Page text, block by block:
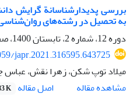
بررسی پدیدارشناسانة گرایش
به تحصیل در رشته‌های
دوره 12، شماره 2، تابستان 1400، صفحه
japr.2021.316595.643725
میلاد توپ شکن، زهرا نقش،
مشاهده مقاله
اصل مقاله K